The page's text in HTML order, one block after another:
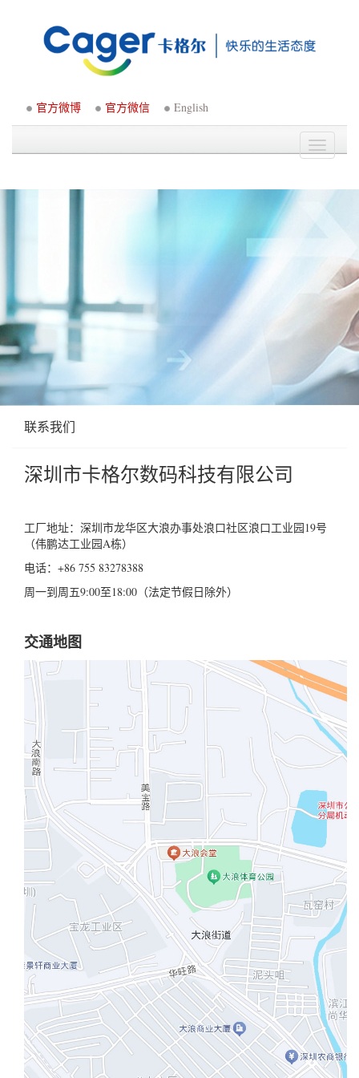
官方微博 官方微信 English
Toggle
联系我们
深圳市卡格尔数码科技有限公司
工厂地址：深圳市龙华区大浪办事处浪口社区浪口工业园19号
（伟鹏达工业园A栋）
电话：+86 755 83278388
周一到周五9:00至18:00（法定节假日除外）
交通地图